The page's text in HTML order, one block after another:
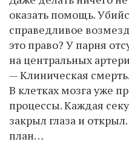
оказать помощь.
справедливое
это право? У парня
на центральных
— Клиническая
В клетках мозга уже
процессы. Каждая
закрыл глаза и
план…